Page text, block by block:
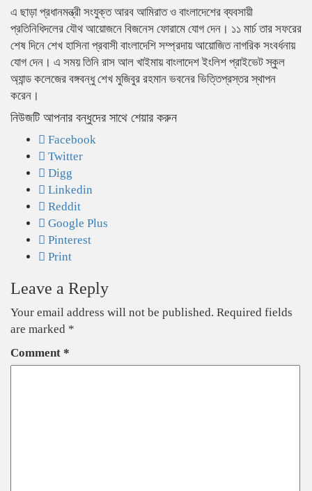
এ ছাড়া প্রধানমন্ত্রী সংযুক্ত আরব আমিরাত ও বাংলাদেশের ব্যবসায়ী
প্রতিনিধিদলের যৌথ আয়োজনে বিজনেস ফোরামে যোগ দেন। ১১ মার্চ তার সফরের
শেষ দিনে শেখ হাসিনা প্রবাসী বাংলাদেশি সম্প্রদায় আয়োজিত নাগরিক সংবর্ধনায়
যোগ দেন। এ সময় তিনি রাস আল খাইমায় বাংলাদেশ ইংলিশ প্রাইভেট স্কুল
অ্যান্ড কলেজের বঙ্গবন্ধু শেখ মুজিবুর রহমান ভবনের ভিত্তিপ্রস্তর স্থাপন
করেন।
নিউজটি আপনার বন্ধুদের সাথে শেয়ার করুন
Facebook
Twitter
Digg
Linkedin
Reddit
Google Plus
Pinterest
Print
Leave a Reply
Your email address will not be published. Required fields
are marked *
Comment *